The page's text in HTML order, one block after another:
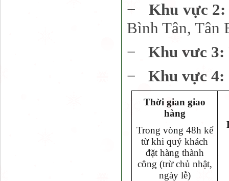
−
Khu vực 2:
Bình Tân, Tân
−
Khu vưc 3:
−
Khu vực 4:
Thời gian giao
hàng
Trong vòng 48h kể
từ khi quý khách
đặt hàng thành
công (trừ chủ nhật,
ngày lễ)